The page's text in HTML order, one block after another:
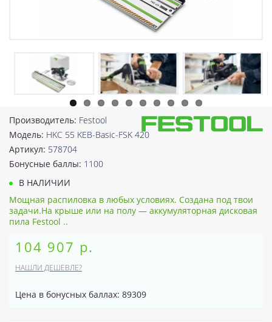
Производитель: Festool
Модель: HKC 55 KEB-Basic-FSK 420
Артикул: 578704
Бонусные баллы: 1100
В НАЛИЧИИ
Мощная распиловка в любых условиях. Создана под твои
задачи.На крыше или на полу — аккумуляторная дисковая
пила Festool ..
104 907 р.
НАШЛИ ДЕШЕВЛЕ?
Цена в бонусных баллах: 89309